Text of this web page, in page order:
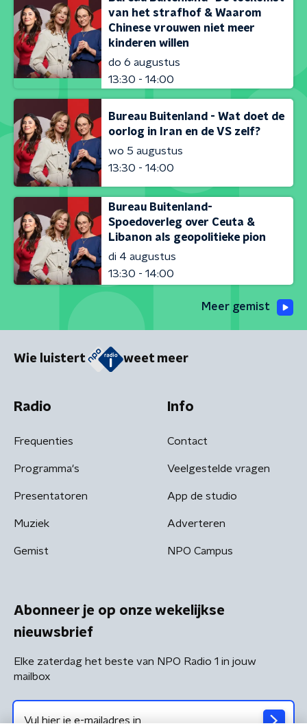
van het strafhof & Waarom
Chinese vrouwen niet meer
kinderen willen
do 6 augustus
13:30 - 14:00
Bureau Buitenland - Wat doet de
oorlog in Iran en de VS zelf?
wo 5 augustus
13:30 - 14:00
Bureau Buitenland-
Spoedoverleg over Ceuta &
Libanon als geopolitieke pion
di 4 augustus
13:30 - 14:00
Meer gemist
Wie luistert weet meer
Radio
Frequenties
Programma's
Presentatoren
Muziek
Gemist
Info
Contact
Veelgestelde vragen
App de studio
Adverteren
NPO Campus
Abonneer je op onze wekelijkse
nieuwsbrief
Elke zaterdag het beste van NPO Radio 1 in jouw
mailbox